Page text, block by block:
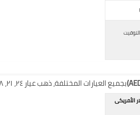
الاثنين, 26 ديسمبر - 2016 2:29 صباحاً بالتوقيت
بجميع العيارات المختلفة، ذهب عيار ٢٤، ٢١، ١٨، ١٤ و عيار ١٠٠.
الأمريكى